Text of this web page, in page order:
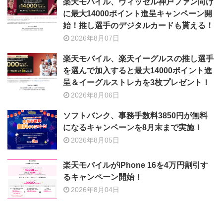
楽天モバイル、ヴィッセル神戸ファン向け
に最大14000ポイント進呈キャンペーン開
始！推し選手のデジタルカードも貰える！
2026年8月07日
楽天モバイル、楽天イーグルスの推し選手
を選んで加入すると最大14000ポイント進
呈＆イーグルストレカを3枚プレゼント！
2026年8月06日
ソフトバンク、事務手数料3850円が無料
になるキャンペーンを8月末まで実施！
2026年8月05日
楽天モバイルがiPhone 16を4万円割引す
るキャンペーン開始！
2026年8月04日